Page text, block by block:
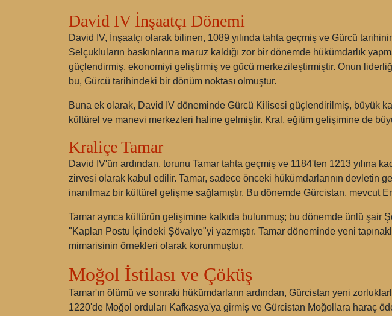
David IV İnşaatçı Dönemi
David IV, İnşaatçı olarak bilinen, 1089 yılında tahta geçmiş ve Gürcü
Selçukluların baskınlarına maruz kaldığı zor bir dönemde hükümdarlık
güçlendirmiş, ekonomiyi geliştirmiş ve gücü merkezileştirmiştir. Onun
bu, Gürcü tarihindeki bir dönüm noktası olmuştur.
Buna ek olarak, David IV döneminde Gürcü Kilisesi güçlendirilmiş, büyük
kültürel ve manevi merkezleri haline gelmiştir. Kral, eğitim gelişimine de
Kraliçe Tamar
David IV'ün ardından, torunu Tamar tahta geçmiş ve 1184'ten 1213 yılına
zirvesi olarak kabul edilir. Tamar, sadece önceki hükümdarlarının devletin
inanılmaz bir kültürel gelişme sağlamıştır. Bu dönemde Gürcistan,
Tamar ayrıca kültürün gelişimine katkıda bulunmuş; bu dönemde ünlü
"Kaplan Postu İçindeki Şövalye"yi yazmıştır. Tamar döneminde yeni
mimarisinin örnekleri olarak korunmuştur.
Moğol İstilası ve Çöküş
Tamar'ın ölümü ve sonraki hükümdarların ardından, Gürcistan yeni
1220'de Moğol orduları Kafkasya'ya girmiş ve Gürcistan Moğollara haraç